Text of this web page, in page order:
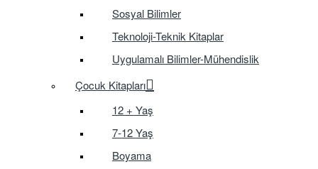
Sosyal Bilimler
Teknoloji-Teknik Kitaplar
Uygulamalı Bilimler-Mühendislik
Çocuk Kitapları
12 + Yaş
7-12 Yaş
Boyama